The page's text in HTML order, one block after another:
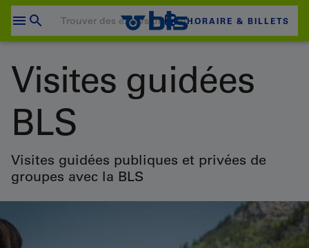
Passer
HORAIRE & BILLETS
PANIER D'ACHAT
Login
Visites guidées
BLS
Visites guidées publiques et privées de
groupes avec la BLS